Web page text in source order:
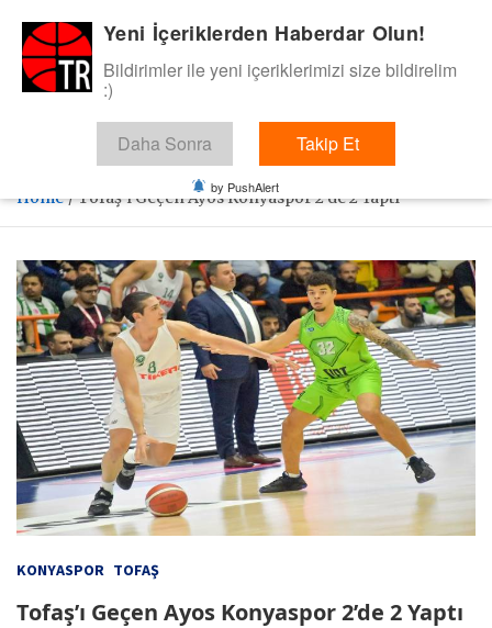
content
BasketTR
Sol dip çizgiden bir basket de bizden gelsin dedik.
Home Tofaş’ı Geçen Ayos Konyaspor 2’de 2 Yaptı
KONYASPOR TOFAŞ
Tofaş’ı Geçen Ayos Konyaspor 2’de 2 Yaptı
Yeni İçeriklerden Haberdar Olun!
Bildirimler ile yeni içeriklerimizi size bildirelim
:)
Daha Sonra Takip Et
by PushAlert